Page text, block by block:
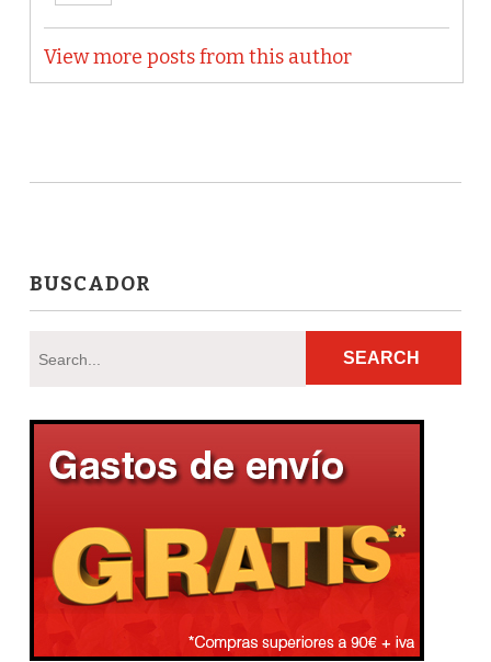
View more posts from this author
BUSCADOR